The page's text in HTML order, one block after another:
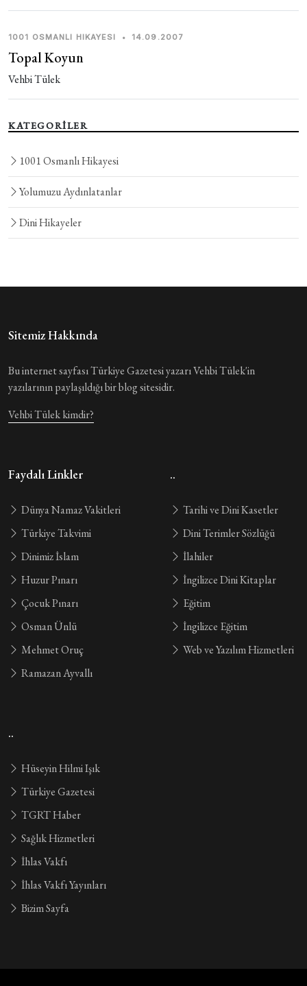
1001 OSMANLI HIKAYESI • 14.09.2007
Topal Koyun
Vehbi Tülek
KATEGORİLER
1001 Osmanlı Hikayesi
Yolumuzu Aydınlatanlar
Dini Hikayeler
Sitemiz Hakkında
Bu internet sayfası Türkiye Gazetesi yazarı Vehbi Tülek'in
yazılarının paylaşıldığı bir blog sitesidir.
Vehbi Tülek kimdir?
Faydalı Linkler
Dünya Namaz Vakitleri
Türkiye Takvimi
Dinimiz İslam
Huzur Pınarı
Çocuk Pınarı
Osman Ünlü
Mehmet Oruç
Ramazan Ayvallı
..
Tarihi ve Dini Kasetler
Dini Terimler Sözlüğü
İlahiler
İngilizce Dini Kitaplar
Eğitim
İngilizce Eğitim
Web ve Yazılım Hizmetleri
..
Hüseyin Hilmi Işık
Türkiye Gazetesi
TGRT Haber
Sağlık Hizmetleri
İhlas Vakfı
İhlas Vakfı Yayınları
Bizim Sayfa